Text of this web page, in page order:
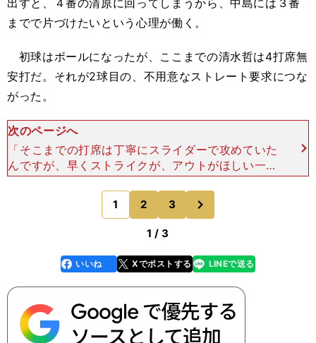
出すと、４番の清原に回ってしまうから、中島には３番
までで片づけたいという心理が働く。
初球はボールになったが、ここまでの清水哲は4打席無
安打だ。それが2球目の、不用意なストレート要求につな
がった。
次のページへ
「そこまでの打席は丁寧にスライダーで攻めていた
んですが、早くストライクが、アウトがほしい一心
でストレート。そういえば木内さんは試合中、『い
ままで野球をやってんのはオレらだけだかんな。せ
っかくの楽しい時
1 2 3
1 / 3
faceboo
k
いいね Xでポストする
line LINEで送る